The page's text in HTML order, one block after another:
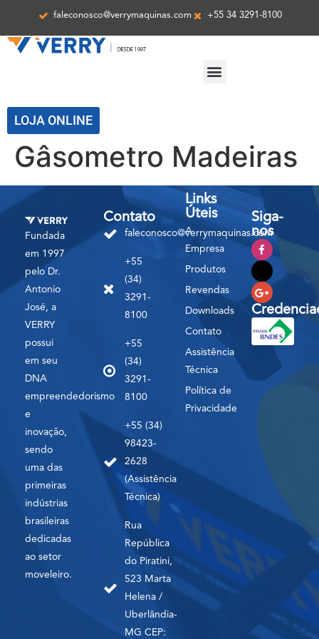
faleconosco@verrymaquinas.com +55 34 3291-8100
LOJA ONLINE
Gâsometro Madeiras
Fundada
em 1997
pelo Dr.
Antonio
José, a
VERRY
possui
em seu
DNA
empreendedorismo
e
inovação,
sendo
uma das
primeiras
indústrias
brasileiras
dedicadas
ao setor
moveleiro.
Contato
faleconosco@verrymaquinas.com
+55
(34)
3291-
8100
+55
(34)
3291-
8100
+55 (34)
98423-
2628
(Assistência
Técnica)
Rua
República
do Piratini,
523 Marta
Helena /
Uberlândia-
MG CEP:
Links
Úteis
A
Empresa
Produtos
Revendas
Downloads
Contato
Assistência
Técnica
Política de
Privacidade
Siga-
nos